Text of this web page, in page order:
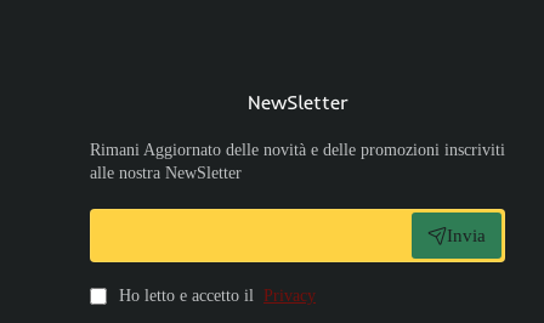
NewSletter
Rimani Aggiornato delle novità e delle promozioni inscriviti
alle nostra NewSletter
Invia
Ho letto e accetto il Privacy